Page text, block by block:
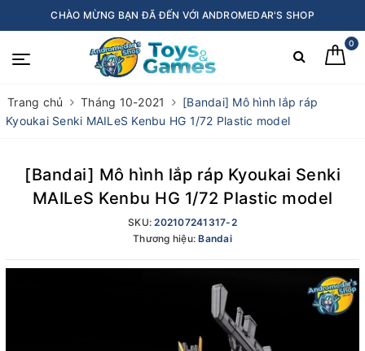
CHÀO MỪNG BẠN ĐÃ ĐẾN VỚI ANDROMEDAR'S SHOP
0
Trang chủ Tháng 10-2021
[Bandai] Mô hình lắp ráp
Kyoukai Senki MAILeS Kenbu HG 1/72 Plastic model
[Bandai] Mô hình lắp ráp Kyoukai Senki
MAILeS Kenbu HG 1/72 Plastic model
SKU:202107241317-2
Thương hiệu:Bandai